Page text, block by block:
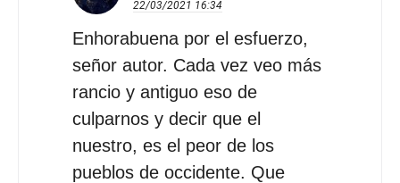
22/03/2021 16:34
Enhorabuena por el esfuerzo,
señor autor. Cada vez veo más
rancio y antiguo eso de
culparnos y decir que el
nuestro, es el peor de los
pueblos de occidente. Que